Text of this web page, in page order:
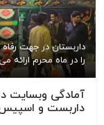
داربستان در جهت
را در ماه محرم
آمادگی وبسایت
داربست و اسپیس